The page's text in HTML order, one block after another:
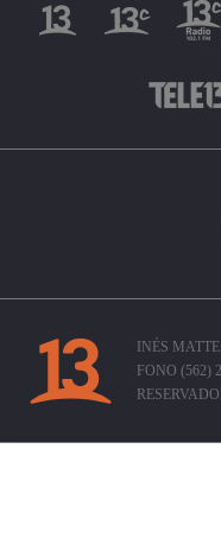
INÉS
FONO (562)